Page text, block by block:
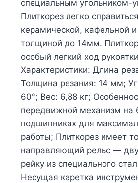
специальным угольником-
Плиткорез легко
керамической, кафельной и
толщиной до 14мм.
особый легкий ход
Характеристики: Длина
Толщина резания: 14 мм;
60°; Вес: 6,88 кг;
передвижной механизм на
подшипниках для
работы; Плиткорез имеет
направляющий рельс —
рейку из специального
Несущая каретка